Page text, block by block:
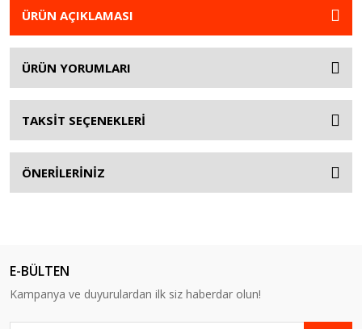
ÜRÜN AÇIKLAMASI
ÜRÜN YORUMLARI
TAKSİT SEÇENEKLERİ
ÖNERİLERİNİZ
E-BÜLTEN
Kampanya ve duyurulardan ilk siz haberdar olun!